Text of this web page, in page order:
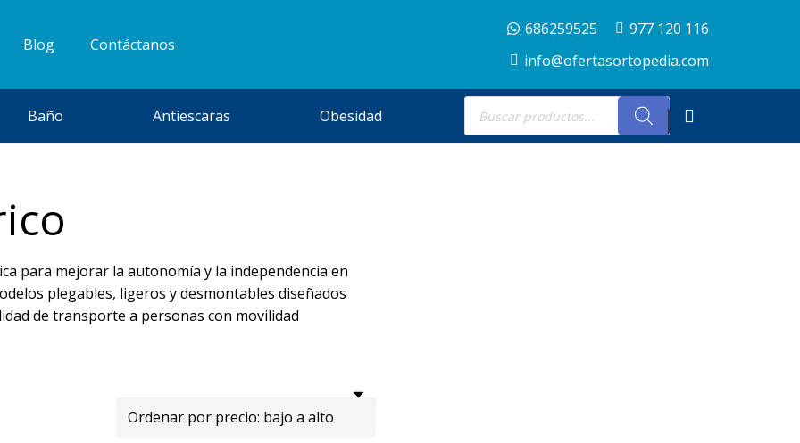
Blog Contáctanos
686259525
977 120 116
info@ofertasortopedia.com
Baño Antiescaras Obesidad
Búsqueda
de
productos
para mejorar la autonomía y la independencia en
plegables, ligeros y desmontables diseñados
de transporte a personas con movilidad